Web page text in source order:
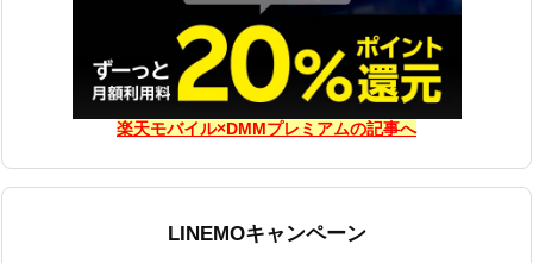
楽天モバイル×DMMプレミアムの記事へ
LINEMOキャンペーン